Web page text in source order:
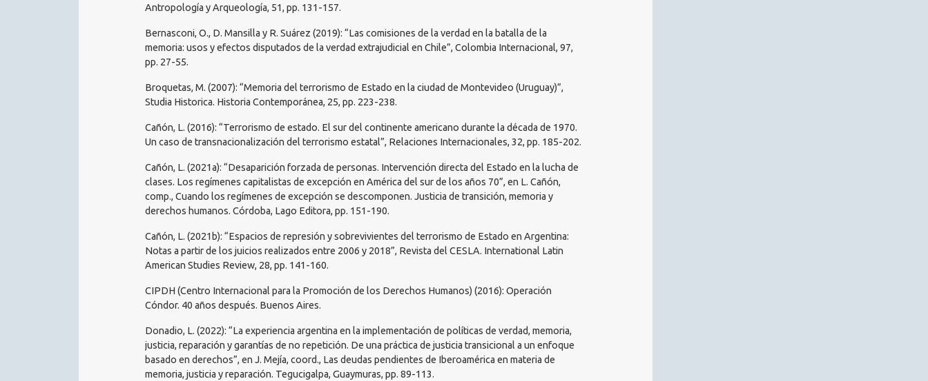
Antropología y Arqueología, 51, pp. 131-157.
Bernasconi, O., D. Mansilla y R. Suárez (2019): “Las comisiones de la verdad en la batalla de la
memoria: usos y efectos disputados de la verdad extrajudicial en Chile”, Colombia Internacional, 97,
pp. 27-55.
Broquetas, M. (2007): “Memoria del terrorismo de Estado en la ciudad de Montevideo (Uruguay)”,
Studia Historica. Historia Contemporánea, 25, pp. 223-238.
Cañón, L. (2016): “Terrorismo de estado. El sur del continente americano durante la década de 1970.
Un caso de transnacionalización del terrorismo estatal”, Relaciones Internacionales, 32, pp. 185-202.
Cañón, L. (2021a): “Desaparición forzada de personas. Intervención directa del Estado en la lucha de
clases. Los regímenes capitalistas de excepción en América del sur de los años 70”, en L. Cañón,
comp., Cuando los regímenes de excepción se descomponen. Justicia de transición, memoria y
derechos humanos. Córdoba, Lago Editora, pp. 151-190.
Cañón, L. (2021b): “Espacios de represión y sobrevivientes del terrorismo de Estado en Argentina:
Notas a partir de los juicios realizados entre 2006 y 2018”, Revista del CESLA. International Latin
American Studies Review, 28, pp. 141-160.
CIPDH (Centro Internacional para la Promoción de los Derechos Humanos) (2016): Operación
Cóndor. 40 años después. Buenos Aires.
Donadio, L. (2022): “La experiencia argentina en la implementación de políticas de verdad, memoria,
justicia, reparación y garantías de no repetición. De una práctica de justicia transicional a un enfoque
basado en derechos”, en J. Mejía, coord., Las deudas pendientes de Iberoamérica en materia de
memoria, justicia y reparación. Tegucigalpa, Guaymuras, pp. 89-113.